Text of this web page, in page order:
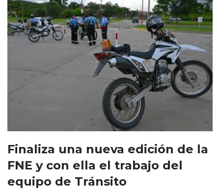
Finaliza una nueva edición de la
FNE y con ella el trabajo del
equipo de Tránsito